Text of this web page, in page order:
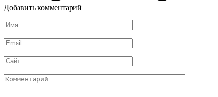
Добавить комментарий
Имя
*
Email
*
Сайт
Комментарий